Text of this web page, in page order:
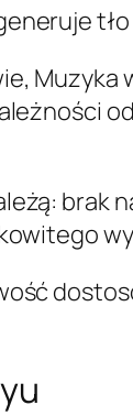
Muzyka
brak